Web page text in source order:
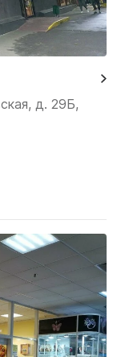
д. 29Б,